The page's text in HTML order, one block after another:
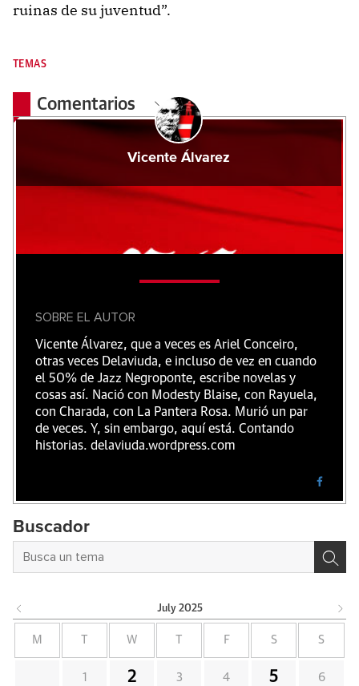
ruinas de su juventud”.
TEMAS
Comentarios
Vicente Álvarez
SOBRE EL AUTOR
Vicente Álvarez, que a veces es Ariel Conceiro,
otras veces Delaviuda, e incluso de vez en cuando
el 50% de Jazz Negroponte, escribe novelas y
cosas así. Nació con Modesty Blaise, con Rayuela,
con Charada, con La Pantera Rosa. Murió un par
de veces. Y, sin embargo, aquí está. Contando
historias. delaviuda.wordpress.com
Buscador
July 2025
M W F S S
1 2 3 4 5 6